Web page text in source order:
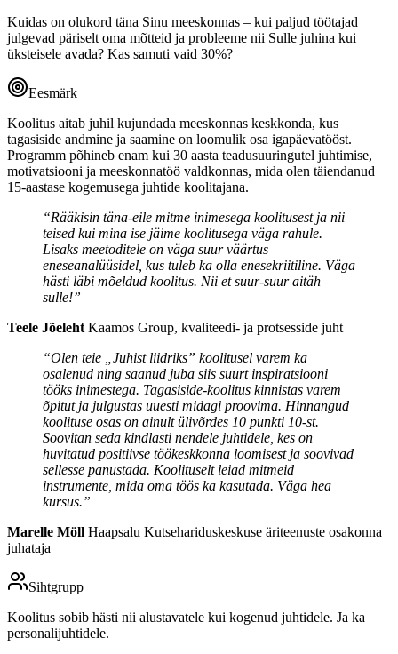
Kuidas on olukord täna Sinu meeskonnas – kui paljud töötajad
julgevad päriselt oma mõtteid ja probleeme nii Sulle juhina kui
üksteisele avada? Kas samuti vaid 30%?
Eesmärk
Koolitus aitab juhil kujundada meeskonnas keskkonda, kus
tagasiside andmine ja saamine on loomulik osa igapäevatööst.
Programm põhineb enam kui 30 aasta teadusuuringutel juhtimise,
motivatsiooni ja meeskonnatöö valdkonnas, mida olen täiendanud
15-aastase kogemusega juhtide koolitajana.
“Rääkisin täna-eile mitme inimesega koolitusest ja nii
teised kui mina ise jäime koolitusega väga rahule.
Lisaks meetoditele on väga suur väärtus
eneseanalüüsidel, kus tuleb ka olla enesekriitiline. Väga
hästi läbi mõeldud koolitus. Nii et suur-suur aitäh
sulle!”
Teele Jõeleht Kaamos Group, kvaliteedi- ja protsesside juht
“Olen teie „Juhist liidriks” koolitusel varem ka
osalenud ning saanud juba siis suurt inspiratsiooni
tööks inimestega. Tagasiside-koolitus kinnistas varem
õpitut ja julgustas uuesti midagi proovima. Hinnangud
koolituse osas on ainult ülivõrdes 10 punkti 10-st.
Soovitan seda kindlasti nendele juhtidele, kes on
huvitatud positiivse töökeskkonna loomisest ja soovivad
sellesse panustada. Koolituselt leiad mitmeid
instrumente, mida oma töös ka kasutada. Väga hea
kursus.”
Marelle Möll Haapsalu Kutsehariduskeskuse äriteenuste osakonna
juhataja
Sihtgrupp
Koolitus sobib hästi nii alustavatele kui kogenud juhtidele. Ja ka
personalijuhtidele.